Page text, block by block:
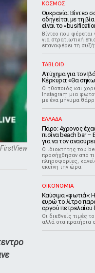
FirstView
ΚΟΣΜΟΣ
Ουκρανία: Βίντεο
οδηγείται με τη
είναι το
Βίντεο που
για στρατιωτική
επαναφέρει τη
TABLOID
Ατύχημα για τον
Κέρκυρα: «Θα
Ο ηθοποιός και
Instagram μια
με ένα μήνυμα
ΕΛΛΑΔΑ
Πάρο: 4χρονος
πισίνα beach bar
για να τον ανασύρει
Ο ιδιοκτήτης του
προσήχθησαν από
πληροφορίες,
εκείνη την ώρα
ΟΙΚΟΝΟΜΙΑ
Καύσιμα «φωτιά»:
ευρώ το λίτρο
αργού πετρελαίου
Οι διεθνείς τιμές
αλλά στα πρατήρια